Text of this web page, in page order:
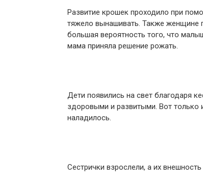
Развитие крошек проходило при
тяжело вынашивать. Также женщине
большая вероятность того, что
мама приняла решение рожать.
Дети появились на свет благодаря
здоровыми и развитыми. Вот только
наладилось.
Сестрички взрослели, а их